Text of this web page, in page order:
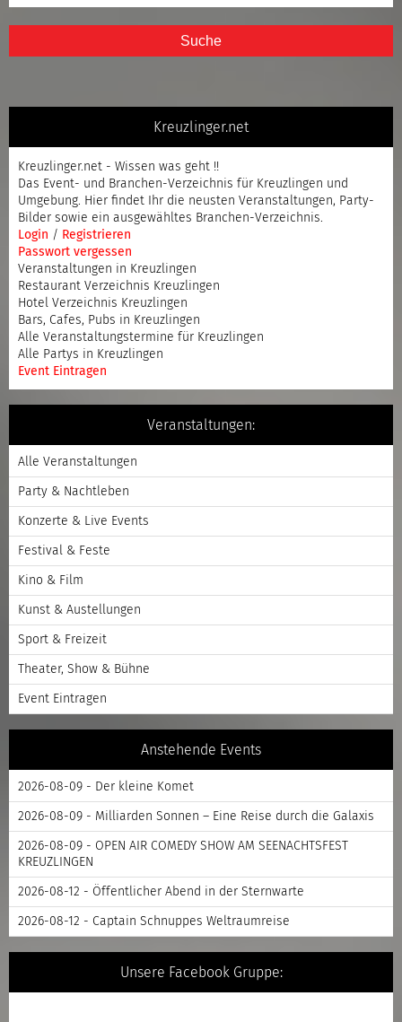
Suche
Kreuzlinger.net
Kreuzlinger.net - Wissen was geht !!
Das Event- und Branchen-Verzeichnis für Kreuzlingen und
Umgebung. Hier findet Ihr die neusten Veranstaltungen, Party-
Bilder sowie ein ausgewähltes Branchen-Verzeichnis.
Login / Registrieren
Passwort vergessen
Veranstaltungen in Kreuzlingen
Restaurant Verzeichnis Kreuzlingen
Hotel Verzeichnis Kreuzlingen
Bars, Cafes, Pubs in Kreuzlingen
Alle Veranstaltungstermine für Kreuzlingen
Alle Partys in Kreuzlingen
Event Eintragen
Veranstaltungen:
Alle Veranstaltungen
Party & Nachtleben
Konzerte & Live Events
Festival & Feste
Kino & Film
Kunst & Austellungen
Sport & Freizeit
Theater, Show & Bühne
Event Eintragen
Anstehende Events
2026-08-09 - Der kleine Komet
2026-08-09 - Milliarden Sonnen – Eine Reise durch die Galaxis
2026-08-09 - OPEN AIR COMEDY SHOW AM SEENACHTSFEST
KREUZLINGEN
2026-08-12 - Öffentlicher Abend in der Sternwarte
2026-08-12 - Captain Schnuppes Weltraumreise
Unsere Facebook Gruppe: